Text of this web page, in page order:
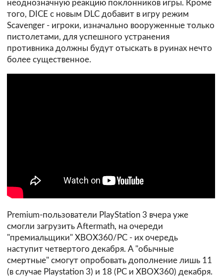
неоднозначную реакцию поклонников игры. Кроме
того, DICE с новым DLC добавит в игру режим
Scavenger - игроки, изначально вооруженные только
пистолетами, для успешного устранения
противника должны будут отыскать в руинах нечто
более существенное.
Premium-пользователи PlayStation 3 вчера уже
смогли загрузить Aftermath, на очереди
"премиальщики" XBOX360/PC - их очередь
наступит четвертого декабря. А "обычные
смертные" смогут опробовать дополнение лишь 11
(в случае Playstation 3) и 18 (PC и XBOX360) декабря.